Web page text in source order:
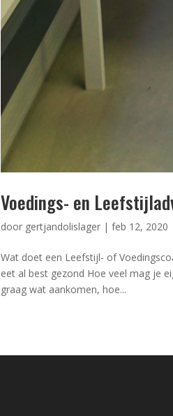
Voedings- en
door gertjandolislager |feb 12, 2020
Wat doet een Leefstijl- of
eet al best gezond Hoe veel mag je
graag wat aankomen, hoe...